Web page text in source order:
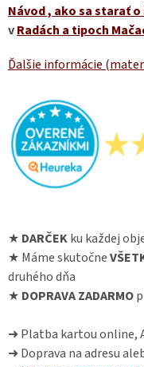
Návod, ako sa starať
vRadách a tipoch
Ďalšie informácie
★ DARČEKku každej
★ Máme skutočne
druhého dňa
★ DOPRAVA ZADARMO
➜ Platba kartou online,
➜ Doprava na adresu